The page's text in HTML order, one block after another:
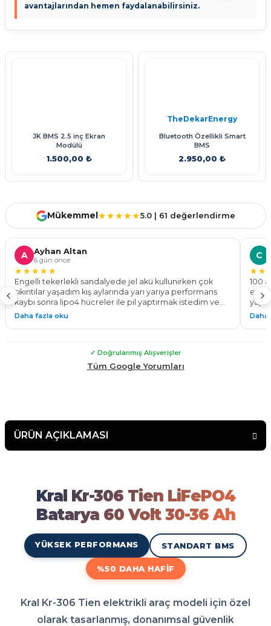
avantajlarından hemen faydalanabilirsiniz.
JK BMS 2.5 inç Ekran
Modülü
1.500,00 ₺
TheDekarEnergy
Bluetooth Özellikli Smart
BMS
2.950,00 ₺
Mükemmel★★★★★5.0 | 61 değerlendirme
A Ayhan Altan
6 gün önce
★★★★★
Engelli tekerlekli sandalyede jel akü kullunirken çok
sıkıntılar yaşadım kış aylarında yarı yarıya performans
kaybı sonra lipo4 hücreler ile pil yaptırmak istedim ve
bu işin ustası the dekar energy ile tanıştım 24v 100 a pil
yardımlarından dolayı çok teşekkür ederim. Güvenle
malının arkasında duran bir firma çekinmeden alış veriş
Daha fazla oku
C
100
Daha
✓ Doğrulanmış Alışverişler
Tüm Google Yorumları
ÜRÜN AÇIKLAMASI
Kral Kr-306 Tien LiFePO4 Batarya 60 Volt 30-36 Ah modeli elektrikli aracınız için en